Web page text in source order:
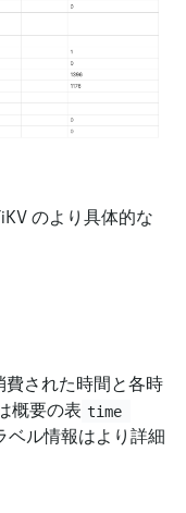
のより具体的な
費された時間と各時
概要の表 time
ベル情報はより詳細